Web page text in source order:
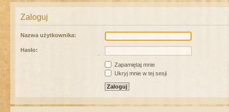
Zaloguj
Nazwa użytkownika:
Hasło:
Zapamiętaj mnie
Ukryj mnie w tej sesji